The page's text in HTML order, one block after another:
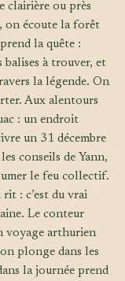
clairière ou près
on écoute la forêt
la quête :
balises à trouver, et
la légende. On
Aux alentours
: un endroit
un 31 décembre
conseils de Yann,
le feu collectif.
: c’est du vrai
Le conteur
voyage arthurien
plonge dans les
la journée prend